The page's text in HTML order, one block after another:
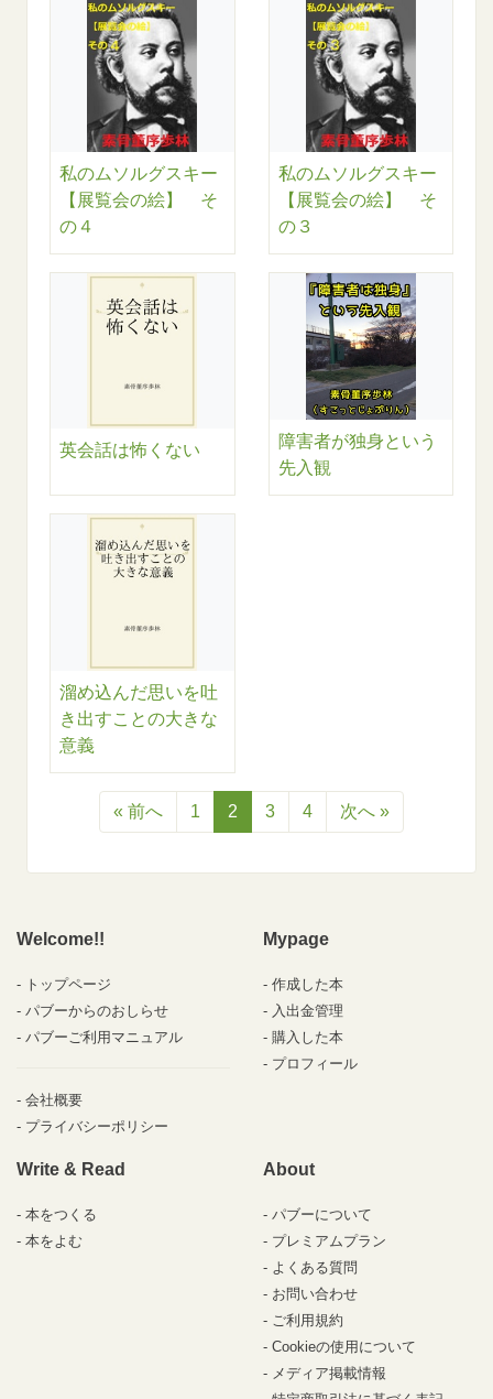
私のムソルグスキー
【展覧会の絵】 そ
の４
私のムソルグスキー
【展覧会の絵】 そ
の３
英会話は怖くない
障害者が独身という
先入観
溜め込んだ思いを吐
き出すことの大きな
意義
« 前へ 1 2 3 4 次へ »
Welcome!!
トップページ
パブーからのおしらせ
パブーご利用マニュアル
会社概要
プライバシーポリシー
Mypage
作成した本
入出金管理
購入した本
プロフィール
Write & Read
本をつくる
本をよむ
About
パブーについて
プレミアムプラン
よくある質問
お問い合わせ
ご利用規約
Cookieの使用について
メディア掲載情報